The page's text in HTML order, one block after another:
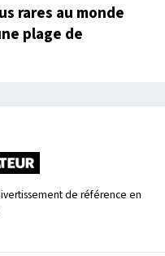
rares au monde
plage de
de référence en